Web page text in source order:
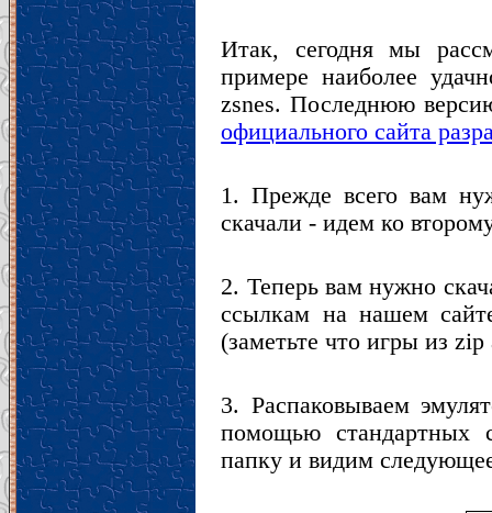
Итак, сегодня мы
примере наиболее
zsnes. Последнюю
официального сайта
1. Прежде всего вам
скачали - идем ко
2. Теперь вам нужно
ссылкам на нашем
(заметьте что игры из zip
3. Распаковываем
помощью стандартных
папку и видим